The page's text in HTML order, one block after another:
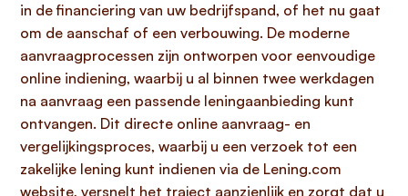
in de financiering van uw bedrijfspand, of het nu gaat
om de aanschaf of een verbouwing. De moderne
aanvraagprocessen zijn ontworpen voor eenvoudige
online indiening, waarbij u al binnen twee werkdagen
na aanvraag een passende leningaanbieding kunt
ontvangen. Dit directe online aanvraag- en
vergelijkingsproces, waarbij u een verzoek tot een
zakelijke lening kunt indienen via de Lening.com
website, versnelt het traject aanzienlijk en zorgt dat u